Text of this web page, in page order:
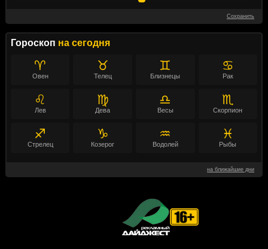
Сохранить
Гороскоп на сегодня
♈
Овен
♉
Телец
♊
Близнецы
♋
Рак
♌
Лев
♍
Дева
♎
Весы
♏
Скорпион
♐
Стрелец
♑
Козерог
♒
Водолей
♓
Рыбы
на ближайшие дни